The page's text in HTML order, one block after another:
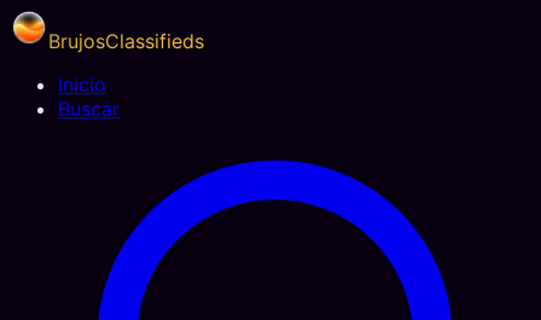
BrujosClassifieds
Inicio
Buscar